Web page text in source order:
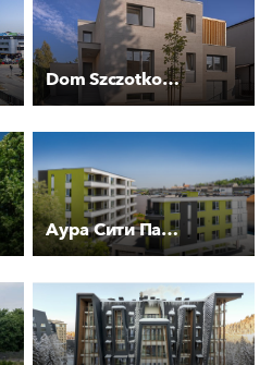
Dom Szczotkowany
Аура Сити Парк